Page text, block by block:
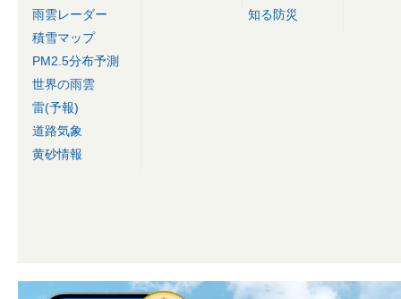
雨雲レーダー
積雪マップ
PM2.5分布予測
世界の雨雲
雷(予報)
道路気象
黄砂情報
知る防災